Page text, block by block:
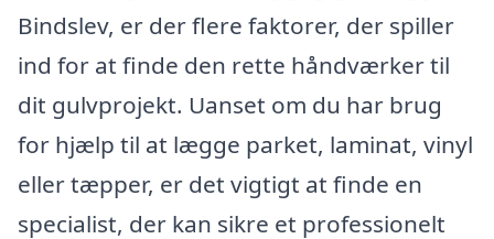
Bindslev, er der flere faktorer, der spiller
ind for at finde den rette håndværker til
dit gulvprojekt. Uanset om du har brug
for hjælp til at lægge parket, laminat, vinyl
eller tæpper, er det vigtigt at finde en
specialist, der kan sikre et professionelt